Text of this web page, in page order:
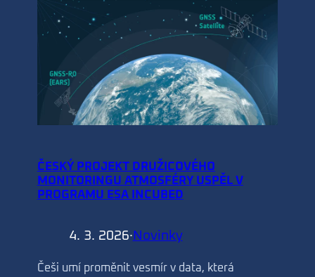
ČESKÝ PROJEKT DRUŽICOVÉHO
MONITORINGU ATMOSFÉRY USPĚL V
PROGRAMU ESA INCUBED
4. 3. 2026· Novinky
Češi umí proměnit vesmír v data, která